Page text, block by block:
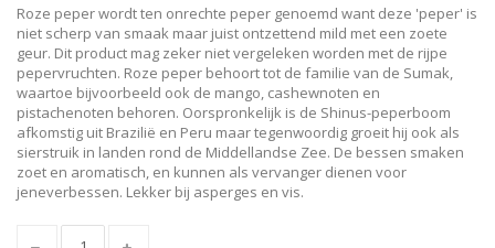
Roze peper wordt ten onrechte peper genoemd want deze 'peper' is
niet scherp van smaak maar juist ontzettend mild met een zoete
geur. Dit product mag zeker niet vergeleken worden met de rijpe
pepervruchten. Roze peper behoort tot de familie van de Sumak,
waartoe bijvoorbeeld ook de mango, cashewnoten en
pistachenoten behoren. Oorspronkelijk is de Shinus-peperboom
afkomstig uit Brazilië en Peru maar tegenwoordig groeit hij ook als
sierstruik in landen rond de Middellandse Zee. De bessen smaken
zoet en aromatisch, en kunnen als vervanger dienen voor
jeneverbessen. Lekker bij asperges en vis.